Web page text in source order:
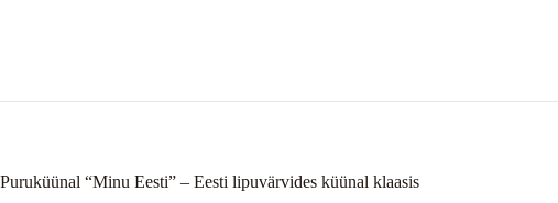
Puruküünal “Minu Eesti” – Eesti lipuvärvides küünal klaasis